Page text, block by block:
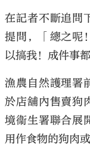
在記者不斷追問
提問，「總之呢
以搞我！成件事
漁農自然護理署
於店舖內售賣狗
境衞生署聯合展
用作食物的狗肉